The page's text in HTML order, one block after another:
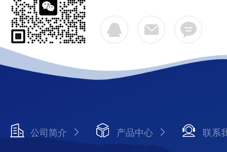
公司简介 产品中心 联系